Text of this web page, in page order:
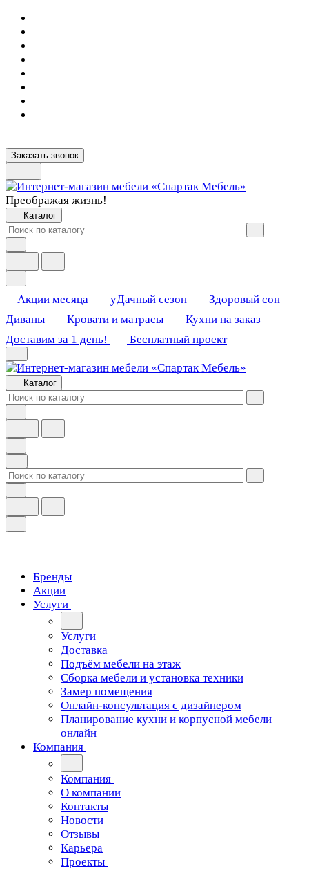
Заказать звонок
Преображая жизнь!
Каталог
Акции месяца уДачный сезон
Здоровый сон
Диваны
Кровати и матрасы
Кухни на заказ
Доставим за 1 день!
Бесплатный проект
Каталог
Бренды
Акции
Услуги
Услуги
Доставка
Подъём мебели на этаж
Сборка мебели и установка техники
Замер помещения
Онлайн-консультация с дизайнером
Планирование кухни и корпусной мебели
онлайн
Компания
Компания
О компании
Контакты
Новости
Отзывы
Карьера
Проекты